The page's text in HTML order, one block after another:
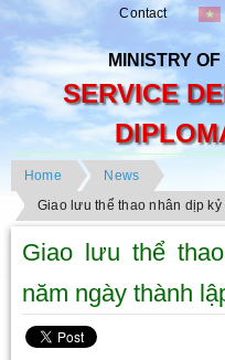
Contact
MINISTRY
SERVICE
Home
News
Giao lưu thể thao nhân dịp
Giao lưu thể
năm ngày thành